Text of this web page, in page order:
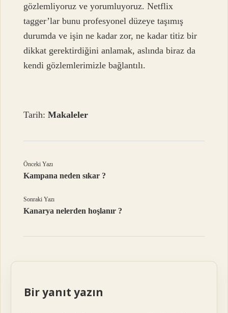
gözlemliyoruz ve yorumluyoruz. Netflix
tagger’lar bunu profesyonel düzeye taşımış
durumda ve işin ne kadar zor, ne kadar titiz bir
dikkat gerektirdiğini anlamak, aslında biraz da
kendi gözlemlerimizle bağlantılı.
Tarih:Makaleler
Önceki Yazı
Kampana neden sıkar ?
Sonraki Yazı
Kanarya nelerden hoşlanır ?
Bir yanıt yazın